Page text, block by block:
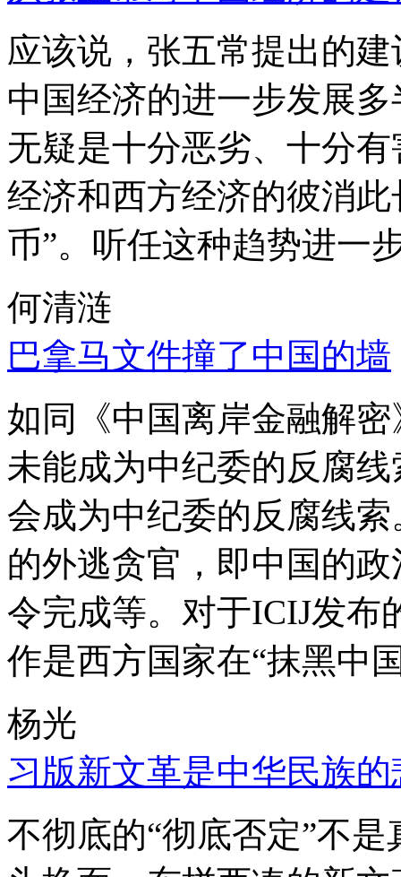
应该说，张五常提出的
中国经济的进一步发展
无疑是十分恶劣、十分
经济和西方经济的彼消
币”。听任这种趋势进一
何清涟
巴拿马文件撞了中国的墙
如同《中国离岸金融解
未能成为中纪委的反腐
会成为中纪委的反腐线
的外逃贪官，即中国的
令完成等。对于ICIJ发布
作是西方国家在“抹黑中
杨光
习版新文革是中华民族的
不彻底的“彻底否定”不